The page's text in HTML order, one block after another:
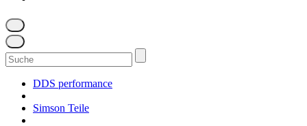
Suchen
nach:
DDS performance
Simson Teile